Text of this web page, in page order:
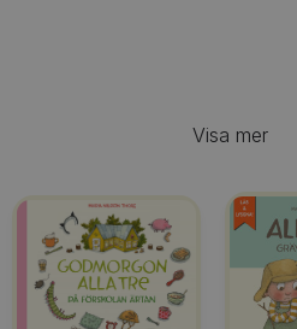
Visa mer